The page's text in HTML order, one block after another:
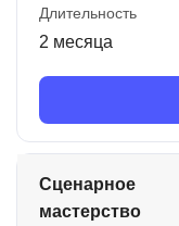
Длительность
2 месяца
Сценарное
мастерство